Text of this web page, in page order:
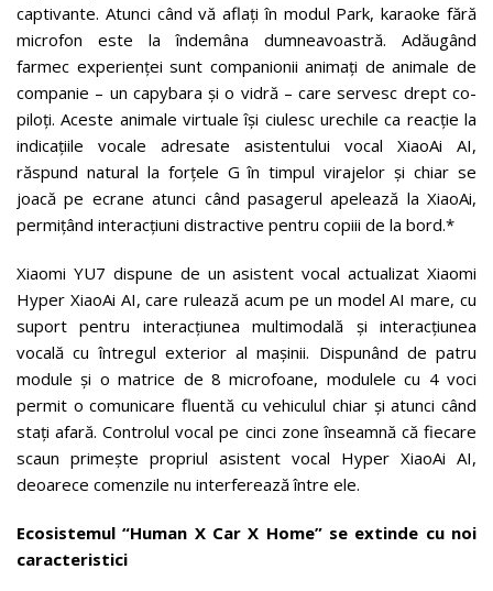
captivante. Atunci când vă aflați în modul Park, karaoke fără
microfon este la îndemâna dumneavoastră. Adăugând
farmec experienței sunt companionii animați de animale de
companie – un capybara și o vidră – care servesc drept co-
piloți. Aceste animale virtuale își ciulesc urechile ca reacție la
indicațiile vocale adresate asistentului vocal XiaoAi AI,
răspund natural la forțele G în timpul virajelor și chiar se
joacă pe ecrane atunci când pasagerul apelează la XiaoAi,
permițând interacțiuni distractive pentru copiii de la bord.*
Xiaomi YU7 dispune de un asistent vocal actualizat Xiaomi
Hyper XiaoAi AI, care rulează acum pe un model AI mare, cu
suport pentru interacțiunea multimodală și interacțiunea
vocală cu întregul exterior al mașinii. Dispunând de patru
module și o matrice de 8 microfoane, modulele cu 4 voci
permit o comunicare fluentă cu vehiculul chiar și atunci când
stați afară. Controlul vocal pe cinci zone înseamnă că fiecare
scaun primește propriul asistent vocal Hyper XiaoAi AI,
deoarece comenzile nu interferează între ele.
Ecosistemul “Human X Car X Home” se extinde cu noi
caracteristici